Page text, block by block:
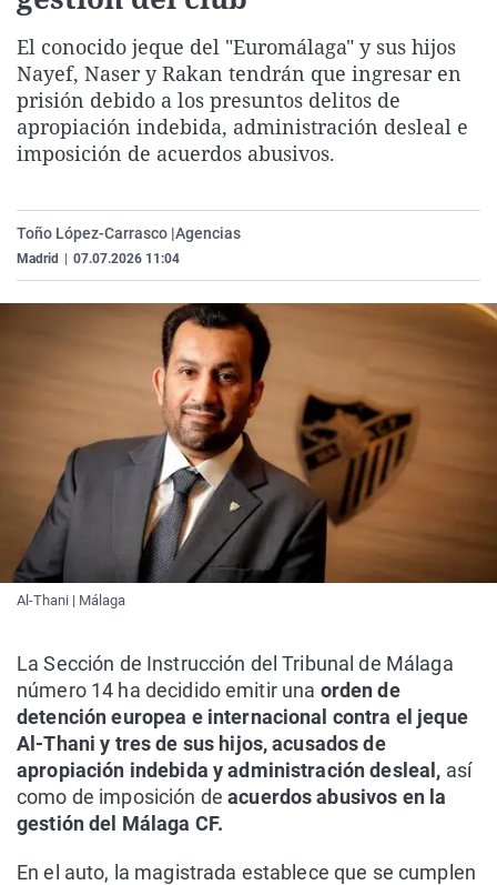
Gente viajera
Como el perro y el
Retornados
Equipo de
Operación Viuda
Galicia
La Rioja
Navarra
Televisión
Elecciones
El conocido jeque del "Euromálaga" y sus hijos
Nayef, Naser y Rakan tendrán que ingresar en
prisión debido a los presuntos delitos de
apropiación indebida, administración desleal e
imposición de acuerdos abusivos.
Toño López-Carrasco |Agencias
Madrid 07.07.2026 11:04
Al-Thani | Málaga
La Sección de Instrucción del Tribunal de Málaga
número 14 ha decidido emitir una orden de
detención europea e internacional contra el jeque
Al-Thani y tres de sus hijos, acusados de
apropiación indebida y administración desleal, así
como de imposición deacuerdos abusivos en la
gestión del Málaga CF.
En el auto, la magistrada establece que se cumplen